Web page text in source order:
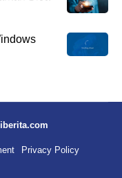
Privacy Policy